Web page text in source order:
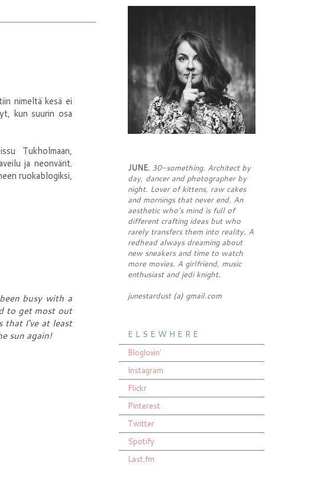
nimeltä kesä ei
kun suurin osa
Tukholmaan,
ja neonvärit.
ruokablogiksi,
busy with a
to get most out
that I've at least
sun again!
JUNE. 30-something. Architect by
day, dancer and photographer by
night. Lover of kittens, raw cakes
and mornings that never end. An
aesthetic who's mind is full of
different crafting ideas but who
rarely transfers them into reality. A
redhead always dreaming about
new sneakers and time to watch
more movies. A girlfriend, music
enthusiast and jedi knight.
junestardust (a) gmail.com
E L S E W H E R E
Bloglovin'
Instagram
Flickr
Pinterest
Twitter
Spotify
Last.fm